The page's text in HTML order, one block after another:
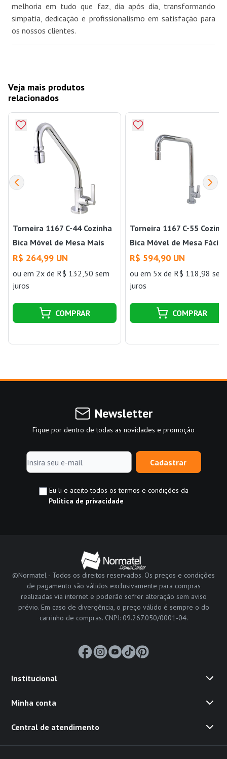
melhoria em tudo que faz, dia após dia, transformando
simpatia, dedicação e profissionalismo em satisfação para
os nossos clientes.
Veja mais produtos
relacionados
Torneira 1167 C-44 Cozinha
Bica Móvel de Mesa Mais
DN15 Perflex
R$ 264,99 UN
ou em 2x de R$ 132,50 sem
juros
COMPRAR
Torneira 1167 C-55
Bica Móvel de Mesa Fácil
DN15 Perflex
R$ 594,90 UN
ouem 5x de R$ 118,98 sem
juros
COMPRAR
Newsletter
Fique por dentro de todas as novidades e promoção
Cadastrar
Eu li e aceito todos os termos e condições da
Política de privacidade
©Normatel - Todos os direitos reservados. Os preços e condições
de pagamento são válidos exclusivamente para compras
realizadas via internet e poderão sofrer alteração sem aviso
prévio. Em caso de divergência, o preço válido é sempre o do
carrinho de compras. CNPJ: 09.267.050/0001-04.
Institucional
Minha conta
Central de atendimento